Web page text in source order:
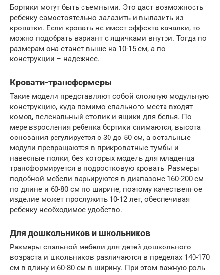
Бортики могут быть съемными. Это даст возможность
ребенку самостоятельно залазить и вылазить из
кроватки. Если кровать не имеет эффекта качалки, то
можно подобрать вариант с ящичками внутри. Тогда по
размерам она станет выше на 10-15 см, а по
конструкции – надежнее.
Кровати-трансформеры
Такие модели представляют собой сложную модульную
конструкцию, куда помимо спального места входят
комод, пеленальный столик и ящики для белья. По
мере взросления ребенка бортики снимаются, высота
основания регулируется с 30 до 50 см, а остальные
модули превращаются в прикроватные тумбы и
навесные полки, без которых модель для младенца
трансформируется в подростковую кровать. Размеры
подобной мебели варьируются в диапазоне 160-200 см
по длине и 60-80 см по ширине, поэтому качественное
изделие может прослужить 10-12 лет, обеспечивая
ребенку необходимое удобство.
Для дошкольников и школьников
Размеры спальной мебели для детей дошкольного
возраста и школьников различаются в пределах 140-170
см в длину и 60-80 см в ширину. При этом важную роль